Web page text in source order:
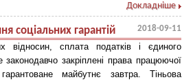
Докладніше
соціальних гарантій 2018-09-11
відносин, сплата податків і єдиного
законодавчо закріплені права працюючої
майбутнє завтра. Тіньова